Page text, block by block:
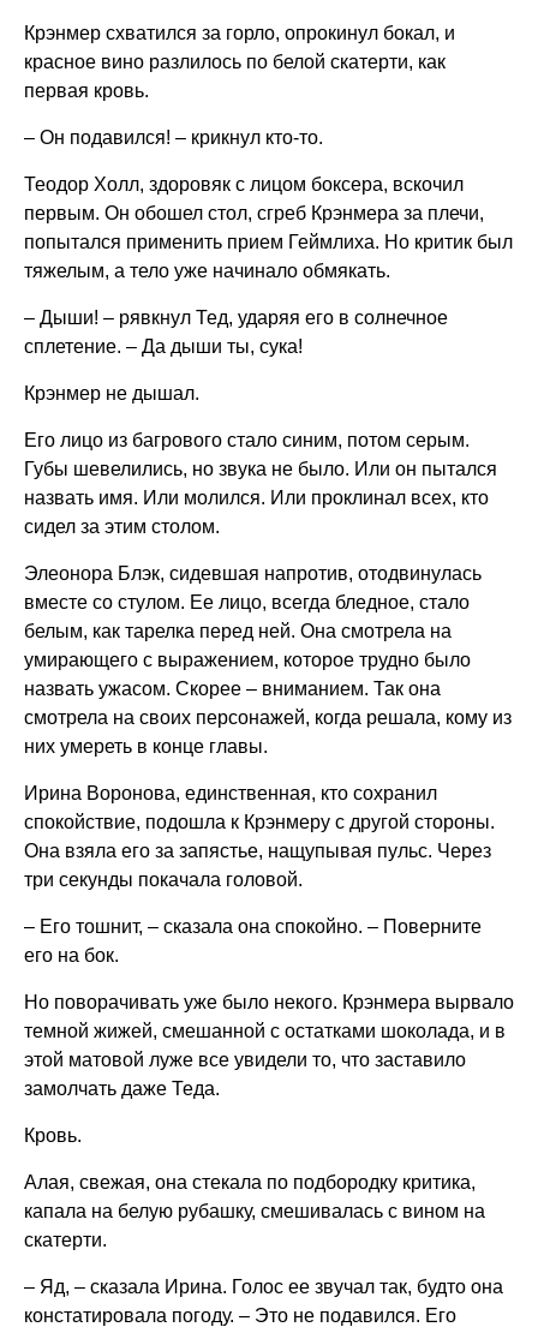
Крэнмер схватился за горло, опрокинул бокал, и
красное вино разлилось по белой скатерти, как
первая кровь.
– Он подавился! – крикнул кто-то.
Теодор Холл, здоровяк с лицом боксера, вскочил
первым. Он обошел стол, сгреб Крэнмера за плечи,
попытался применить прием Геймлиха. Но критик был
тяжелым, а тело уже начинало обмякать.
– Дыши! – рявкнул Тед, ударяя его в солнечное
сплетение. – Да дыши ты, сука!
Крэнмер не дышал.
Его лицо из багрового стало синим, потом серым.
Губы шевелились, но звука не было. Или он пытался
назвать имя. Или молился. Или проклинал всех, кто
сидел за этим столом.
Элеонора Блэк, сидевшая напротив, отодвинулась
вместе со стулом. Ее лицо, всегда бледное, стало
белым, как тарелка перед ней. Она смотрела на
умирающего с выражением, которое трудно было
назвать ужасом. Скорее – вниманием. Так она
смотрела на своих персонажей, когда решала, кому из
них умереть в конце главы.
Ирина Воронова, единственная, кто сохранил
спокойствие, подошла к Крэнмеру с другой стороны.
Она взяла его за запястье, нащупывая пульс. Через
три секунды покачала головой.
– Его тошнит, – сказала она спокойно. – Поверните
его на бок.
Но поворачивать уже было некого. Крэнмера вырвало
темной жижей, смешанной с остатками шоколада, и в
этой матовой луже все увидели то, что заставило
замолчать даже Теда.
Кровь.
Алая, свежая, она стекала по подбородку критика,
капала на белую рубашку, смешивалась с вином на
скатерти.
– Яд, – сказала Ирина. Голос ее звучал так, будто она
констатировала погоду. – Это не подавился. Его